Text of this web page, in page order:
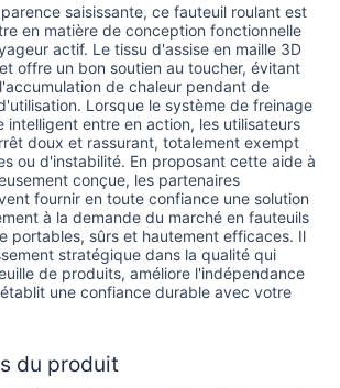
saisissante, ce fauteuil roulant est
en matière de conception fonctionnelle
actif. Le tissu d'assise en maille 3D
offre un bon soutien au toucher, évitant
de chaleur pendant de
Lorsque le système de freinage
intelligent entre en action, les utilisateurs
doux et rassurant, totalement exempt
ou d'instabilité. En proposant cette aide à
conçue, les partenaires
fournir en toute confiance une solution
à la demande du marché en fauteuils
portables, sûrs et hautement efficaces. Il
stratégique dans la qualité qui
de produits, améliore l'indépendance
une confiance durable avec votre
du produit